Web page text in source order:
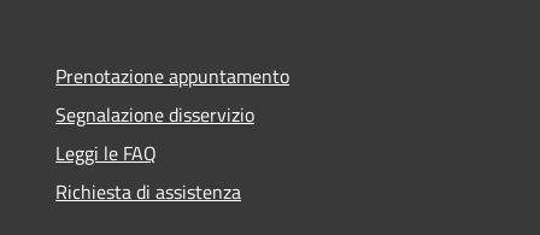
Prenotazione appuntamento
Segnalazione disservizio
Leggi le FAQ
Richiesta di assistenza